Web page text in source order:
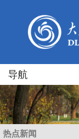
导航
热点新闻